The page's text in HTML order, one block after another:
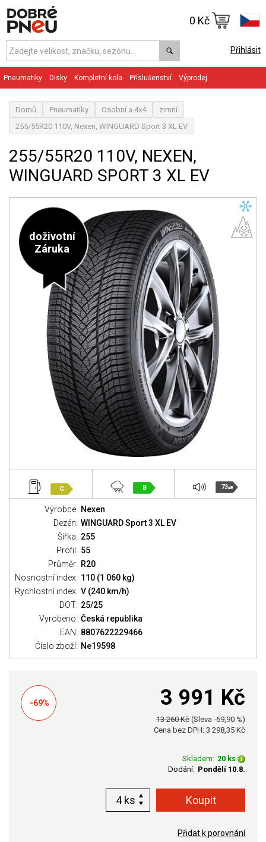
Přihlásit
0 Kč
Pneumatiky Disky Kompletní kola Příslušenství Výprodej
Domů Pneumatiky Osobní a 4x4
zimní
255/55R20 110V, Nexen, WINGUARD Sport 3 XL EV
255/55R20 110V, NEXEN,
WINGUARD SPORT 3 XL EV
doživotní
Záruka
C B 73dB
Výrobce: Nexen
Dezén: WINGUARD Sport 3 XL EV
Šířka: 255
Profil: 55
Průměr: R20
Nosnostní index: 110 (1 060 kg)
Rychlostní index: V (240 km/h)
DOT: 25/25
Vyrobeno: Česká republika
EAN: 8807622229466
Číslo zboží: Ne19598
-69% 3 991 Kč
13 260 Kč (Sleva -69,90 %)
Cena bez DPH: 3 298,35 Kč
Skladem: 20 ks
Dodání: Pondělí 10.8.
ks
Přidat k porovnání